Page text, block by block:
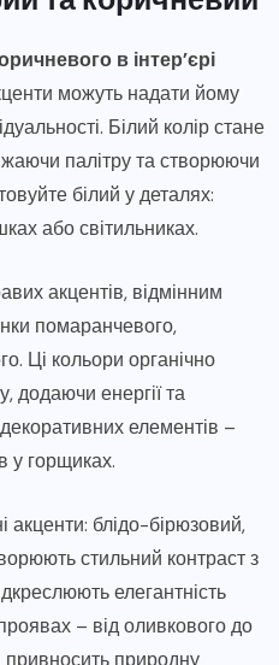
в інтер’єрі
можуть надати йому
Білий колір стане
палітру та створюючи
білий у деталях:
або світильниках.
акцентів, відмінним
помаранчевого,
Ці кольори органічно
додаючи енергії та
елементів –
у горщиках.
блідо-бірюзовий,
стильний контраст з
елегантність
– від оливкового до
привносить природну